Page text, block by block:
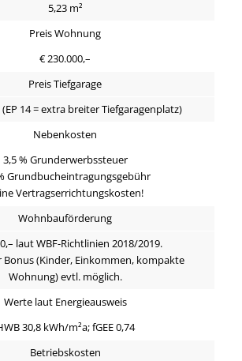
5,23 m²
Preis Wohnung
€ 230.000,–
Preis Tiefgarage
(EP 14 = extra breiter Tiefgaragenplatz)
Nebenkosten
3,5 % Grunderwerbssteuer
Grundbucheintragungsgebühr
Vertragserrichtungskosten!
Wohnbauförderung
laut WBF-Richtlinien 2018/2019.
Bonus (Kinder, Einkommen, kompakte
Wohnung) evtl. möglich.
Werte laut Energieausweis
30,8 kWh/m²a; fGEE 0,74
Betriebskosten